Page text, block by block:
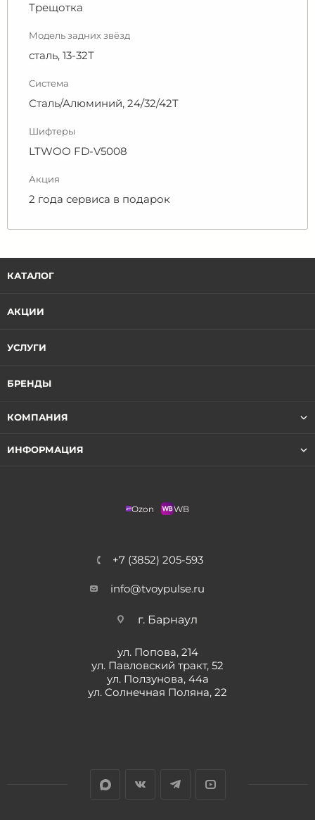
Трещотка
Модель задних звёзд
сталь, 13-32Т
Система
Сталь/Алюминий, 24/32/42T
Шифтеры
LTWOO FD-V5008
Акция
2 года сервиса в подарок
КАТАЛОГ
АКЦИИ
УСЛУГИ
БРЕНДЫ
КОМПАНИЯ
ИНФОРМАЦИЯ
Ozon WB
+7 (3852) 205-593
info@tvoypulse.ru
г. Барнаул
ул. Попова, 214
ул. Павловский тракт, 52
ул. Ползунова, 44а
ул. Солнечная Поляна, 22